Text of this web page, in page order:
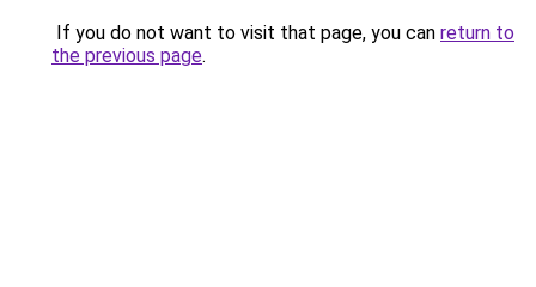
If you do not want to visit that page, you can return to
the previous page.